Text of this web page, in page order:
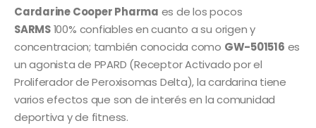
Cardarine Cooper Pharma es de los pocos
SARMS100% confiables en cuanto a su origen y
concentracion; también conocida como GW-501516 es
un agonista de PPARD (Receptor Activado por el
Proliferador de Peroxisomas Delta), la cardarina tiene
varios efectos que son de interés en la comunidad
deportiva y de fitness.